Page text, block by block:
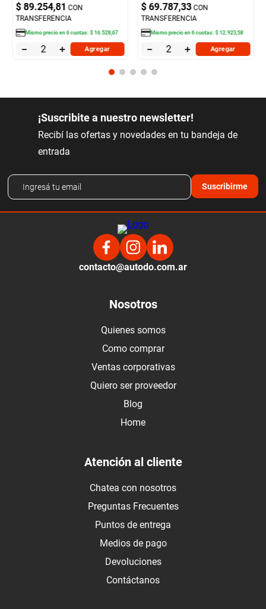
$ 89.254,81 CON
TRANSFERENCIA
Mismo precio en6cuotas:$ 16.528,67
＋
－ Agregar
$ 69.787,33 CON
TRANSFERENCIA
Mismo precio en6cuotas:$ 12.923,58
＋
－ Agregar
¡Suscribite a nuestro newsletter!
Recibí las ofertas y novedades en tu bandeja de
entrada
Suscribirme
contacto@autodo.com.ar
Nosotros
Quienes somos
Como comprar
Ventas corporativas
Quiero ser proveedor
Blog
Home
Atención al cliente
Chatea con nosotros
Preguntas Frecuentes
Puntos de entrega
Medios de pago
Devoluciones
Contáctanos